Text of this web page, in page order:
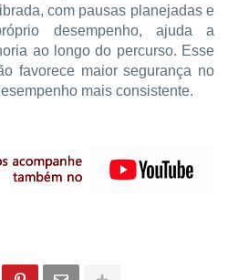
com pausas planejadas e
desempenho, ajuda a
ao longo do percurso. Esse
favorece maior segurança no
mais consistente.